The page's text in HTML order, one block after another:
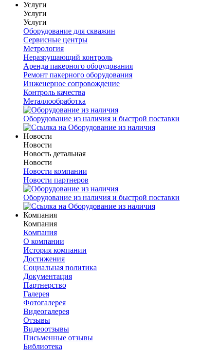
Услуги
Услуги
Услуги
Оборудование для скважин
Сервисные центры
Метрология
Неразрушающий контроль
Аренда пакерного оборудования
Ремонт пакерного оборудования
Инженерное сопровождение
Контроль качества
Металлообработка
Оборудование из наличия и быстрой поставки
Новости
Новости
Новость детальная
Новости
Новости компании
Новости партнеров
Оборудование из наличия и быстрой поставки
Компания
Компания
Компания
О компании
История компании
Достижения
Социальная политика
Документация
Партнерство
Галерея
Фотогалерея
Видеогалерея
Отзывы
Видеоотзывы
Письменные отзывы
Библиотека